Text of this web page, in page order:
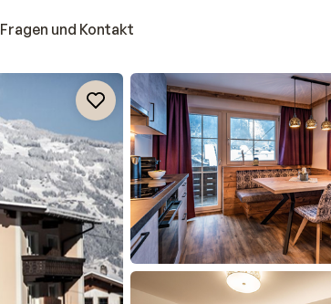
Fragen und Kontakt